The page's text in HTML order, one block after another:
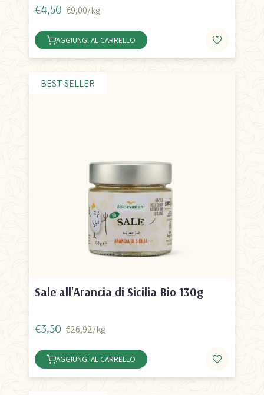
€4,50 €9,00/kg
AGGIUNGI AL CARRELLO
Sale all'Arancia di Sicilia Bio 130g
BEST SELLER
€3,50 €26,92/kg
AGGIUNGI AL CARRELLO